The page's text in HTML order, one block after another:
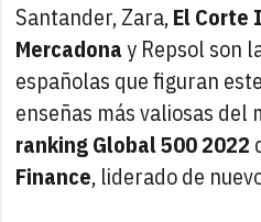
Santander, Zara,El Corte
Mercadonay Repsol son
españolas que figuran
enseñas más valiosas del
ranking Global 500 2022
Finance, liderado de